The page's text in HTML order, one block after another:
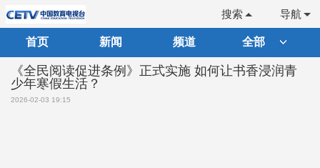
导航
搜索
首页 新闻 频道 全部
《全民阅读促进条例》正式实施 如何让书香浸润青
少年寒假生活？
2026-02-03 19:15